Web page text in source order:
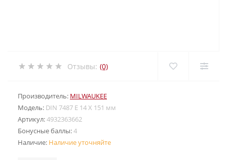
Отзывы: (0)
Производитель: MILWAUKEE
Модель: DIN 7487 E 14 X 151 мм
Артикул:4932363662
Бонусные баллы:4
Наличие: Наличие уточняйте